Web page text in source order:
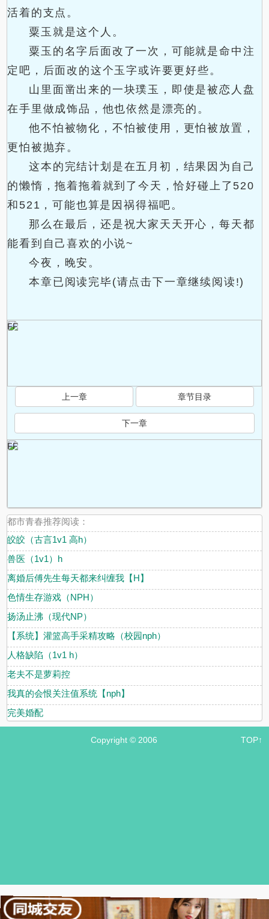
活着的支点。
粟玉就是这个人。
粟玉的名字后面改了一次，可能就是命中注
定吧，后面改的这个玉字或许要更好些。
山里面凿出来的一块璞玉，即使是被恋人盘
在手里做成饰品，他也依然是漂亮的。
他不怕被物化，不怕被使用，更怕被放置，
更怕被抛弃。
这本的完结计划是在五月初，结果因为自己
的懒惰，拖着拖着就到了今天，恰好碰上了520
和521，可能也算是因祸得福吧。
那么在最后，还是祝大家天天开心，每天都
能看到自己喜欢的小说~
今夜，晚安。
本章已阅读完毕(请点击下一章继续阅读!)
FF
上一章 章节目录
下一章
FF
都市青春推荐阅读：
皎皎（古言1v1 高h）
兽医（1v1）h
离婚后傅先生每天都来纠缠我【H】
色情生存游戏（NPH）
扬汤止沸（现代NP）
【系统】灌篮高手采精攻略（校园nph）
人格缺陷（1v1 h）
老夫不是萝莉控
我真的会恨关注值系统【nph】
完美婚配
Copyright © 2006 TOP↑